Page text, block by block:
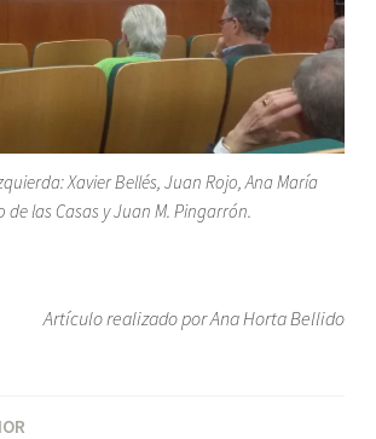
Xavier Bellés, Juan Rojo, Ana María
de las Casas y Juan M. Pingarrón.
Artículo realizado por Ana Horta Bellido